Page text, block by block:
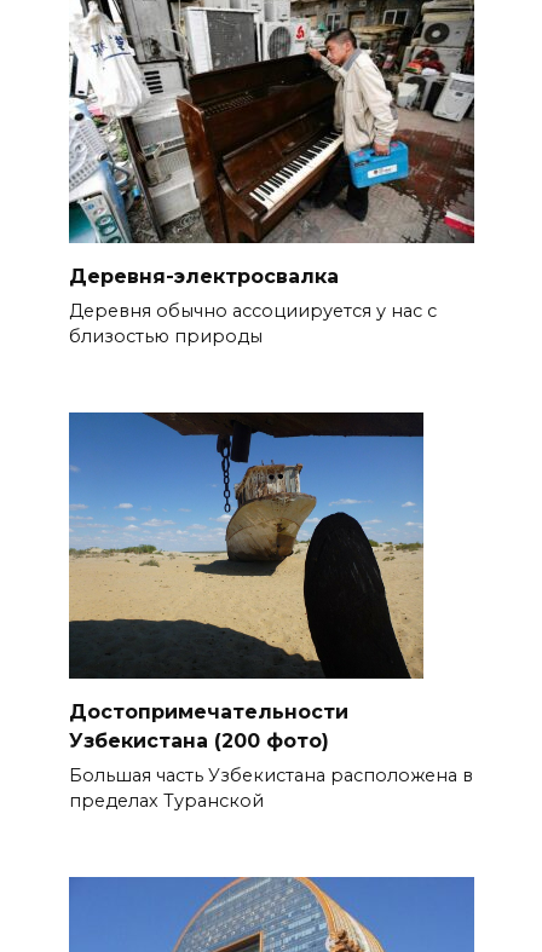
Деревня-электросвалка
Деревня обычно ассоциируется у нас с
близостью природы
Достопримечательности
Узбекистана (200 фото)
Большая часть Узбекистана расположена в
пределах Туранской